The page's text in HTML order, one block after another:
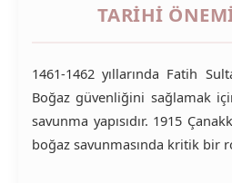
TARIHI
1461-1462 yıllarında Fatih
Boğaz güvenliğini sağlamak
savunma yapısıdır. 1915
boğaz savunmasında kritik bir